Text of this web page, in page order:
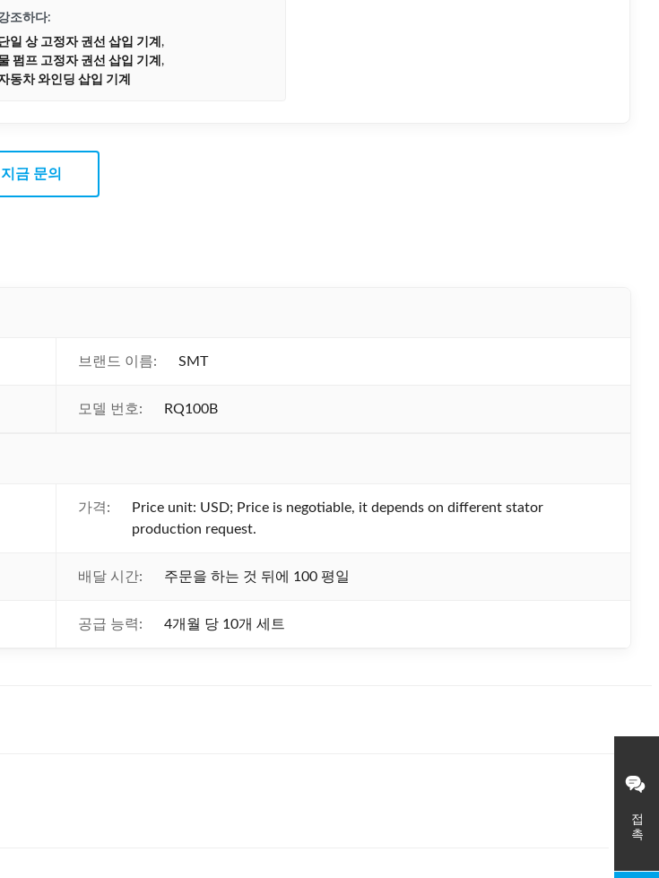
접촉
조하다:
일 상 고정자 권선 삽입 기계 ,
펌프 고정자 권선 삽입 기계 ,
동차 와인딩 삽입 기계
지금 문의
브랜드 이름: SMT
모델 번호: RQ100B
가격:
Price unit: USD; Price is negotiable, it depends on different stator
production request.
배달 시간: 주문을 하는 것 뒤에 100 평일
공급 능력: 4개월 당 10개 세트